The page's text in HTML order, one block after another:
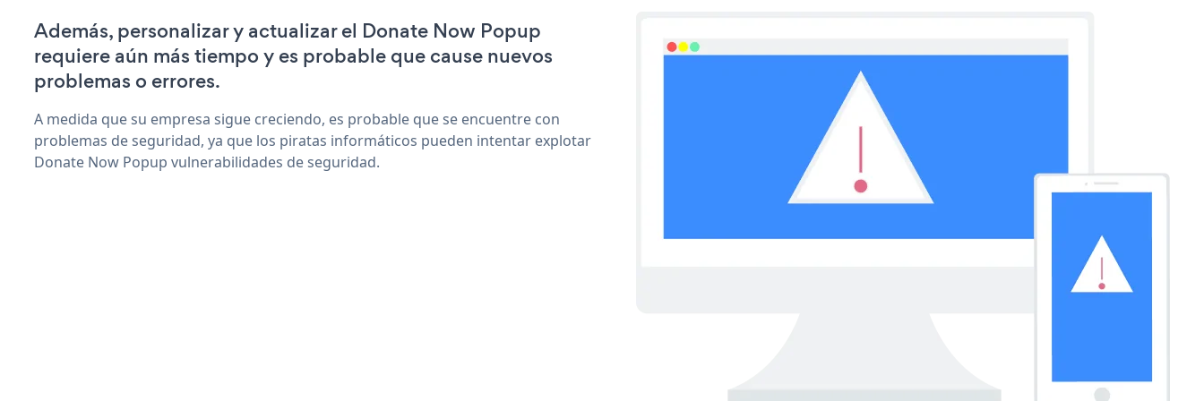
Además, personalizar y actualizar el Donate Now Popup
requiere aún más tiempo y es probable que cause nuevos
problemas o errores.
A medida que su empresa sigue creciendo, es probable que se encuentre con
problemas de seguridad, ya que los piratas informáticos pueden intentar explotar
Donate Now Popup vulnerabilidades de seguridad.